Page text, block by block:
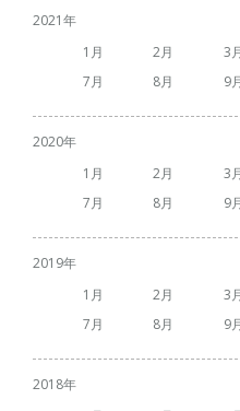
2021
1
2 3
7
8 9
2020
1
2 3
7
8 9
2019
1
2 3
7
8 9
2018